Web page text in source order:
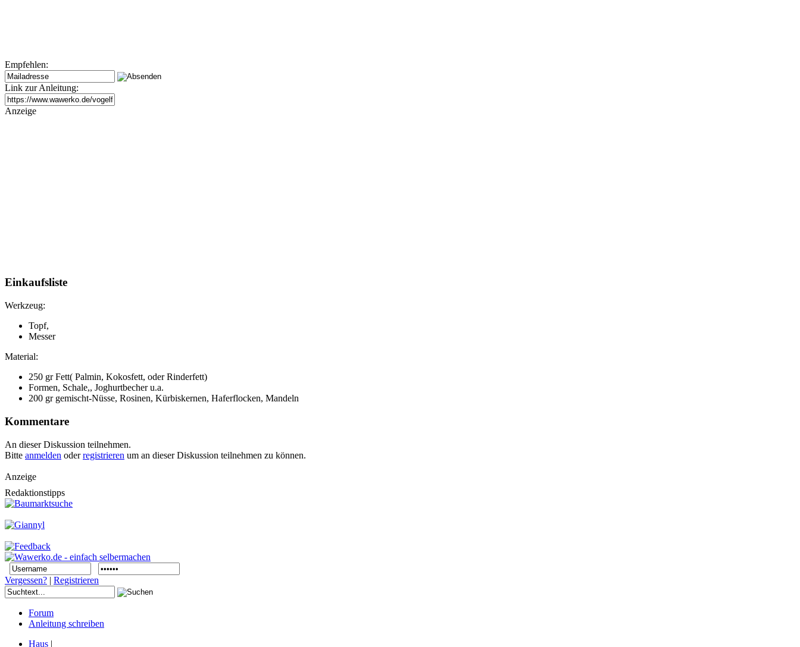
Empfehlen:
Link zur Anleitung:
Anzeige
Einkaufsliste
Werkzeug:
Topf,
Messer
Material:
250 gr Fett( Palmin, Kokosfett, oder Rinderfett)
Formen, Schale,, Joghurtbecher u.a.
200 gr gemischt-Nüsse, Rosinen, Kürbiskernen, Haferflocken, Mandeln
Kommentare
An dieser Diskussion teilnehmen.
Bitte anmelden oderregistrieren um an dieser Diskussion teilnehmen zu können.
Anzeige
Redaktionstipps
Vergessen? | Registrieren
Forum
Anleitung schreiben
Haus |